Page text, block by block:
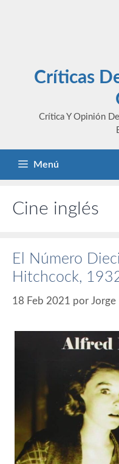
Críticas
Crítica Y Opinión
Menú
Cine inglés
El Número
Hitchcock,
18 Feb 2021 por Jorge